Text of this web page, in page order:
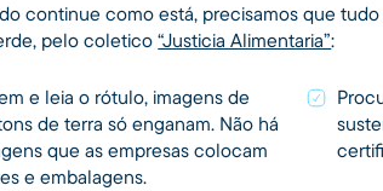
continue como está, precisamos que
pelo coletico“Justicia Alimentaria”:
e leia o rótulo, imagens de
de terra só enganam. Não há
que as empresas colocam
e embalagens.